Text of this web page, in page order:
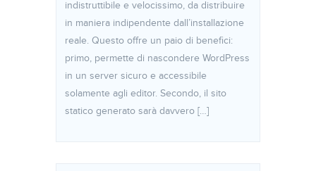
indistruttibile e velocissimo, da distribuire
in maniera indipendente dall’installazione
reale. Questo offre un paio di benefici:
primo, permette di nascondere WordPress
in un server sicuro e accessibile
solamente agli editor. Secondo, il sito
statico generato sarà davvero […]